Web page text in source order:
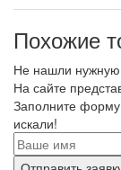
Похожие
Не нашли
На сайте
Заполните
искали!